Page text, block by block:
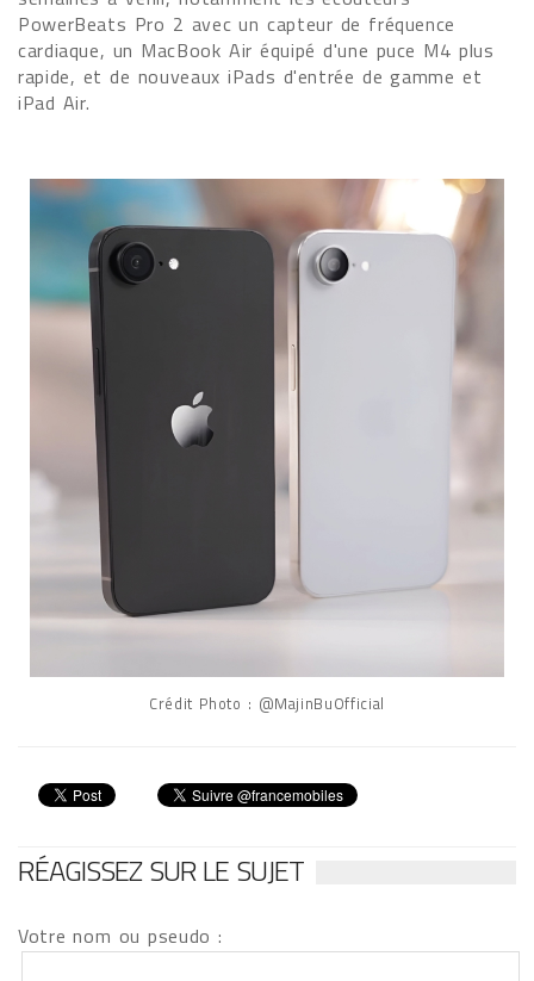
PowerBeats Pro 2 avec un capteur de fréquence
cardiaque, un MacBook Air équipé d'une puce M4 plus
rapide, et de nouveaux iPads d'entrée de gamme et
iPad Air.
Crédit Photo : @MajinBuOfficial
RÉAGISSEZ SUR LE SUJET
Votre nom ou pseudo :